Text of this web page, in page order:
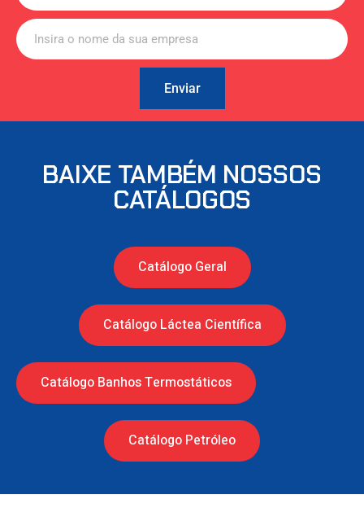
Enviar
BAIXE TAMBÉM NOSSOS
CATÁLOGOS
Catálogo Geral
Catálogo Láctea Científica
Catálogo Banhos Termostáticos
Catálogo Petróleo